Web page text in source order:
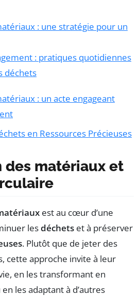
: une stratégie pour un
: pratiques quotidiennes
déchets
: un acte engageant
en Ressources Précieuses
des matériaux et
est au cœur d’une
lesdéchets et à préserver
. Plutôt que de jeter des
cette approche invite à leur
en les transformant en
les adaptant à d’autres